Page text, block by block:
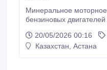
Минеральное
бензиновых
Нур-Султане/Астане)
Delvac Light Commercial
20/05/2026 00:16
Казахстан, Астана